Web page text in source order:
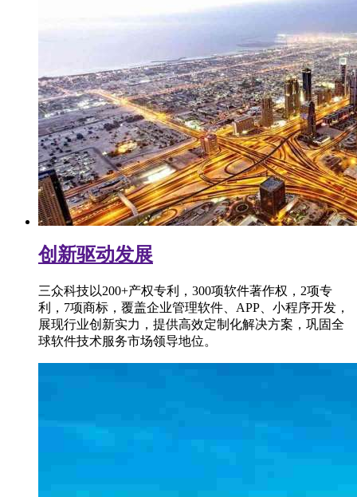
创新驱动发展
三众科技以200+产权专利，300项软件著作权，2项专
利，7项商标，覆盖企业管理软件、APP、小程序开发，
展现行业创新实力，提供高效定制化解决方案，巩固全
球软件技术服务市场领导地位。